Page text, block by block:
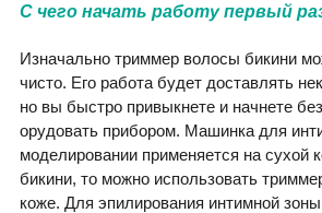
С чего начать работу первый
Изначально триммер волосы бикини
чисто. Его работа будет доставлять
но вы быстро привыкнете и начнете
орудовать прибором. Машинка для
моделировании применяется на сухой
бикини, то можно использовать
коже. Для эпилирования интимной